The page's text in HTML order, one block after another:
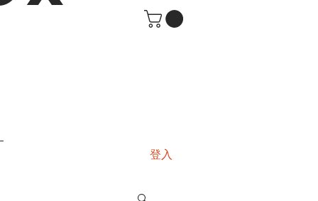
登入